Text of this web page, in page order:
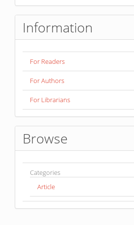
Information
For Readers
For Authors
For Librarians
Browse
Categories
Article